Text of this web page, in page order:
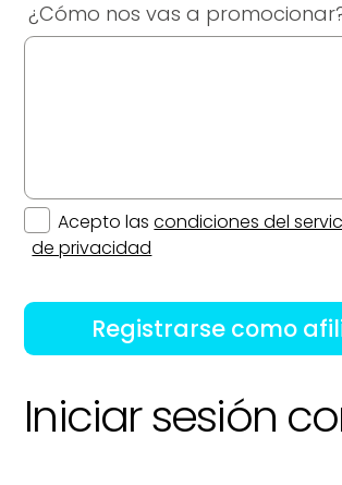
Accesorios CDSGEN®
Deutsch
¿Cómo nos vas a
Acepto lascondiciones del
de privacidad
Iniciar sesión